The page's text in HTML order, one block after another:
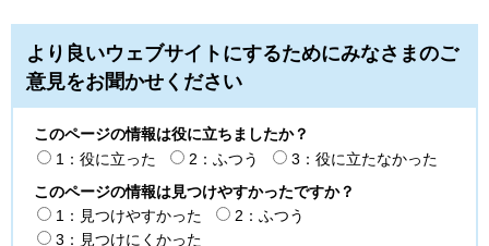
より良いウェブサイトにするためにみなさまのご
意見をお聞かせください
このページの情報は役に立ちましたか？
1：役に立った
2：ふつう
3：役に立たなかった
このページの情報は見つけやすかったですか？
1：見つけやすかった
2：ふつう
3：見つけにくかった